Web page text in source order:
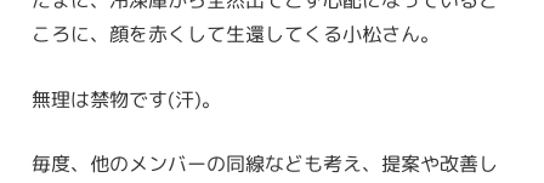
ころに、顔を赤くして生還してくる小松さん。
無理は禁物です(汗)。
毎度、他のメンバーの同線なども考え、提案や改善し